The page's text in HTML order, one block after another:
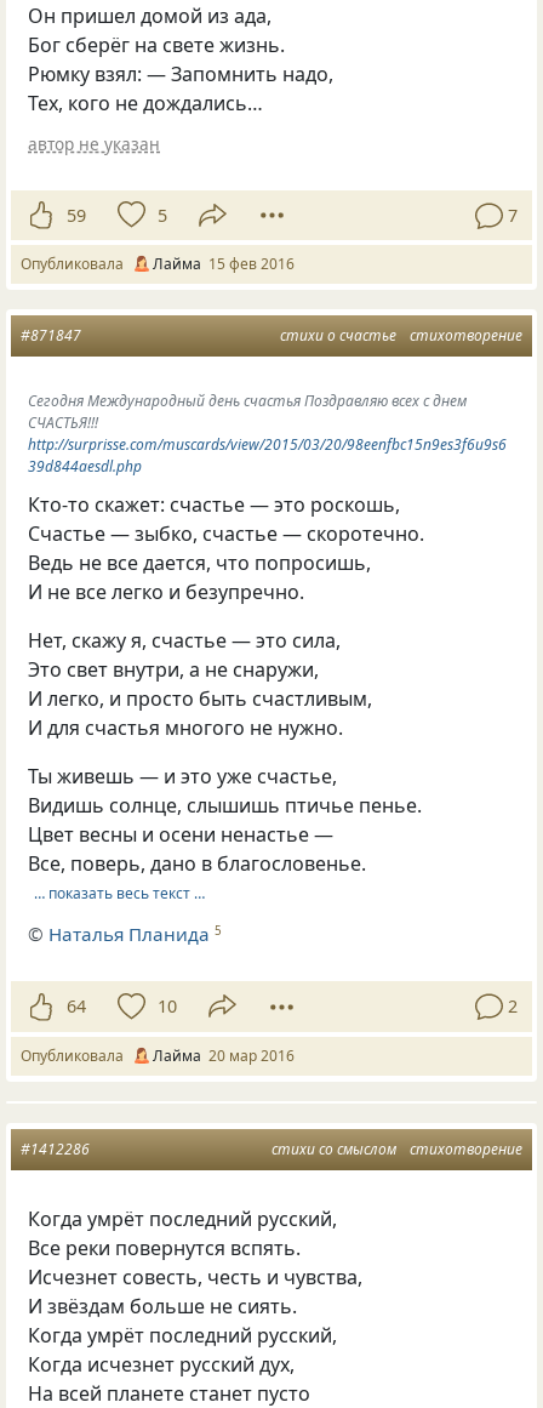
Он пришел домой из ада,
Бог сберёг на свете жизнь.
Рюмку взял: — Запомнить надо,
Тех, кого не дождались…
автор не указан
59 5 7
Опубликовала Лайма 15 фев 2016
стихи о счастье стихотворение
#871847
Сегодня Международный день счастья Поздравляю всех с днем
СЧАСТЬЯ!!!
http://surprisse.com/muscards/view/2015/03/20/98eenfbc15n9es3f6u9s6
39d844aesdl.php
Кто-то скажет: счастье — это роскошь,
Счастье — зыбко, счастье — скоротечно.
Ведь не все дается, что попросишь,
И не все легко и безупречно.
Нет, скажу я, счастье — это сила,
Это свет внутри, а не снаружи,
И легко, и просто быть счастливым,
И для счастья многого не нужно.
Ты живешь — и это уже счастье,
Видишь солнце, слышишь птичье пенье.
Цвет весны и осени ненастье —
Все, поверь, дано в благословенье.
… показать весь текст …
© Наталья Планида 5
64 10 2
Опубликовала Лайма 20 мар 2016
стихи со смыслом стихотворение
#1412286
Когда умрёт последний русский,
Все реки повернутся вспять.
Исчезнет совесть, честь и чувства,
И звёздам больше не сиять.
Когда умрёт последний русский,
Когда исчезнет русский дух,
На всей планете станет пусто